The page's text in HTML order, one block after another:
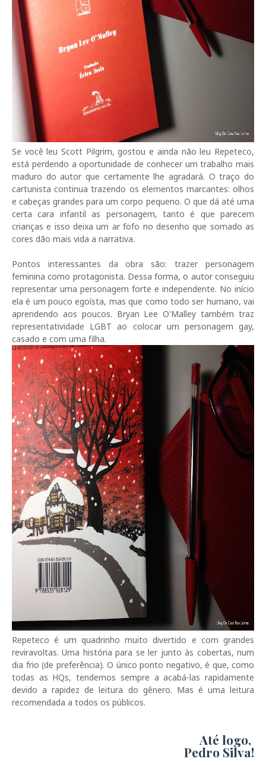
Se você leu Scott Pilgrim, gostou e ainda não leu Repeteco,
está perdendo a oportunidade de conhecer um trabalho mais
maduro do autor que certamente lhe agradará. O traço do
cartunista continua trazendo os elementos marcantes: olhos
e cabeças grandes para um corpo pequeno. O que dá até uma
certa cara infantil as personagem, tanto é que parecem
crianças e isso deixa um ar fofo no desenho que somado as
cores dão mais vida a narrativa.
Pontos interessantes da obra são: trazer personagem
feminina como protagonista. Dessa forma, o autor conseguiu
representar uma personagem forte e independente. No início
ela é um pouco egoísta, mas que como todo ser humano, vai
aprendendo aos poucos. Bryan Lee O'Malley também traz
representatividade LGBT ao colocar um personagem gay,
casado e com uma filha.
Repeteco é um quadrinho muito divertido e com grandes
reviravoltas. Uma história para se ler junto às cobertas, num
dia frio (de preferência). O único ponto negativo, é que, como
todas as HQs, tendemos sempre a acabá-las rapidamente
devido a rapidez de leitura do gênero. Mas é uma leitura
recomendada a todos os públicos.
Até logo,
Pedro Silva!